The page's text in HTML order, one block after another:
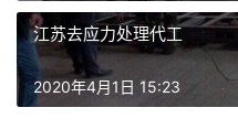
江苏去应力处理代工
2020年4月1日 15:23